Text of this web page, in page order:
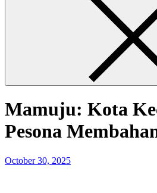
Mamuju: Kota
Pesona
Posted
October 30, 2025